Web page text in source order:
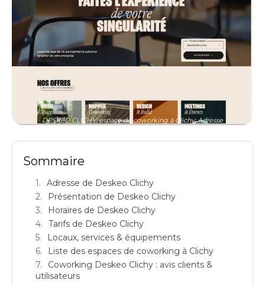
DESKEO CLICHY: espace de coworking à Clichy: Adresse
Sommaire
Adresse de Deskeo Clichy
Présentation de Deskeo Clichy
Horaires de Deskeo Clichy
Tarifs de Deskeo Clichy
Locaux, services & équipements
Liste des espaces de coworking à Clichy
Coworking Deskeo Clichy : avis clients &
utilisateurs